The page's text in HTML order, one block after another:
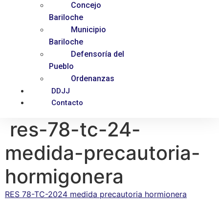
Concejo
Bariloche
Municipio
Bariloche
Defensoría del
Pueblo
Ordenanzas
DDJJ
Contacto
res-78-tc-24-
medida-precautoria-
hormigonera
RES 78-TC-2024 medida precautoria hormionera